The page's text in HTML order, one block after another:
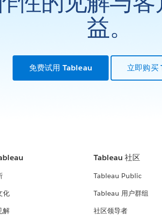
益。
免费试用 Tableau 立即购买
化
解
Tableau 社区
Tableau Public
Tableau 用户群组
社区领导者